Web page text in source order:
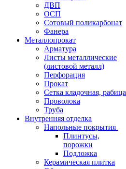
ДВП
ОСП
Сотовый поликарбонат
Фанера
Металлопрокат
Арматура
Листы металлические
(листовой металл)
Перфорация
Прокат
Сетка кладочная, рабица
Проволока
Труба
Внутренняя отделка
Напольные покрытия
Плинтусы,
порожки
Подложка
Керамическая плитка